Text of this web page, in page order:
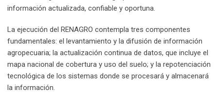
información actualizada, confiable y oportuna.
La ejecución del RENAGRO contempla tres componentes
fundamentales: el levantamiento y la difusión de información
agropecuaria; la actualización continua de datos, que incluye el
mapa nacional de cobertura y uso del suelo; y la repotenciación
tecnológica de los sistemas donde se procesará y almacenará
la información.